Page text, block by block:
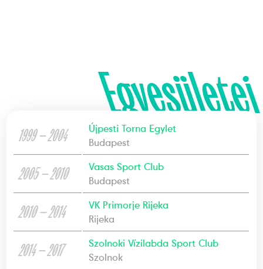
Egyesületei
1999 — 2004
Újpesti Torna Egylet
Budapest
2005 — 2010
Vasas Sport Club
Budapest
2010 — 2014
VK Primorje Rijeka
Rijeka
2014 — 2017
Szolnoki Vízilabda Sport Club
Szolnok